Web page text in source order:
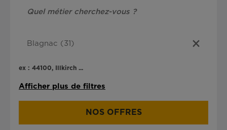
ex : 44100, Illkirch ...
Afficher plus de filtres
NOS OFFRES